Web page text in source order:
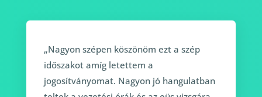
„Nagyon szépen köszönöm ezt a szép
időszakot amíg letettem a
jogosítványomat. Nagyon jó hangulatban